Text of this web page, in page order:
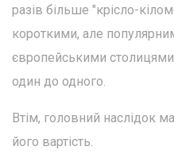
разів більше "крісло-
короткими, але
європейськими
один до одного.
Втім, головний наслідок
його вартість.